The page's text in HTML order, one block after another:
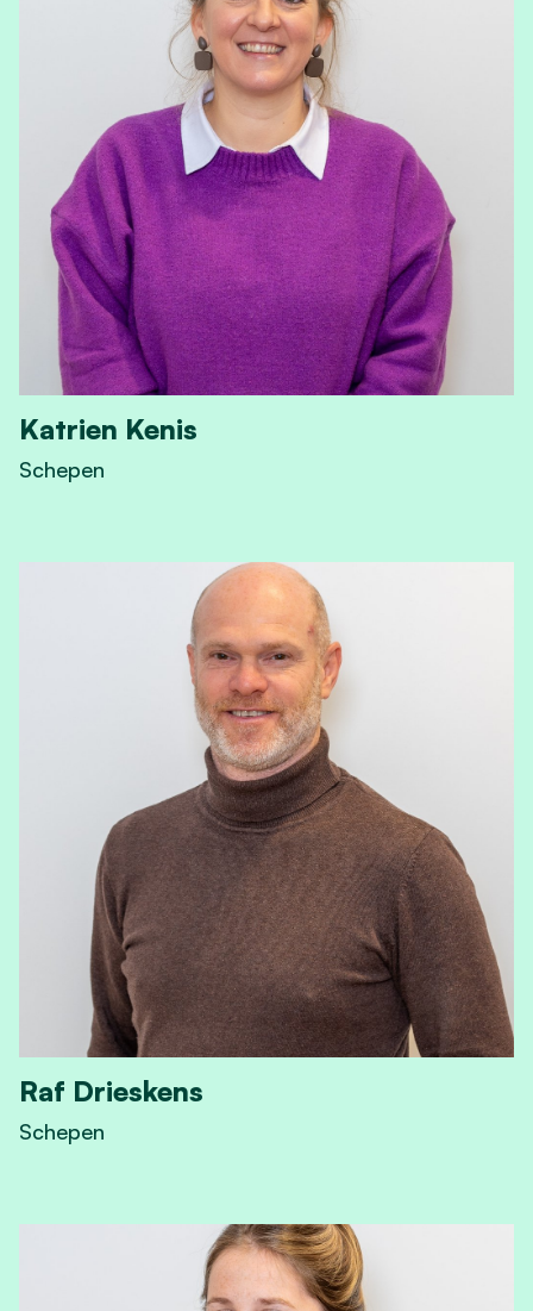
Katrien Kenis
Schepen
Raf Drieskens
Schepen